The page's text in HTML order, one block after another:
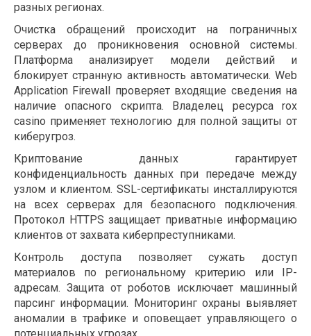
разных регионах.
Очистка обращений происходит на пограничных
серверах до проникновения основной системы.
Платформа анализирует модели действий и
блокирует странную активность автоматически. Web
Application Firewall проверяет входящие сведения на
наличие опасного скрипта. Владелец ресурса rox
casino применяет технологию для полной защиты от
киберугроз.
Криптование данных гарантирует
конфиденциальность данных при передаче между
узлом и клиентом. SSL-сертификаты инсталлируются
на всех серверах для безопасного подключения.
Протокол HTTPS защищает приватные информацию
клиентов от захвата киберпреступниками.
Контроль доступа позволяет сужать доступ
материалов по региональному критерию или IP-
адресам. Защита от роботов исключает машинный
парсинг информации. Мониторинг охраны выявляет
аномалии в трафике и оповещает управляющего о